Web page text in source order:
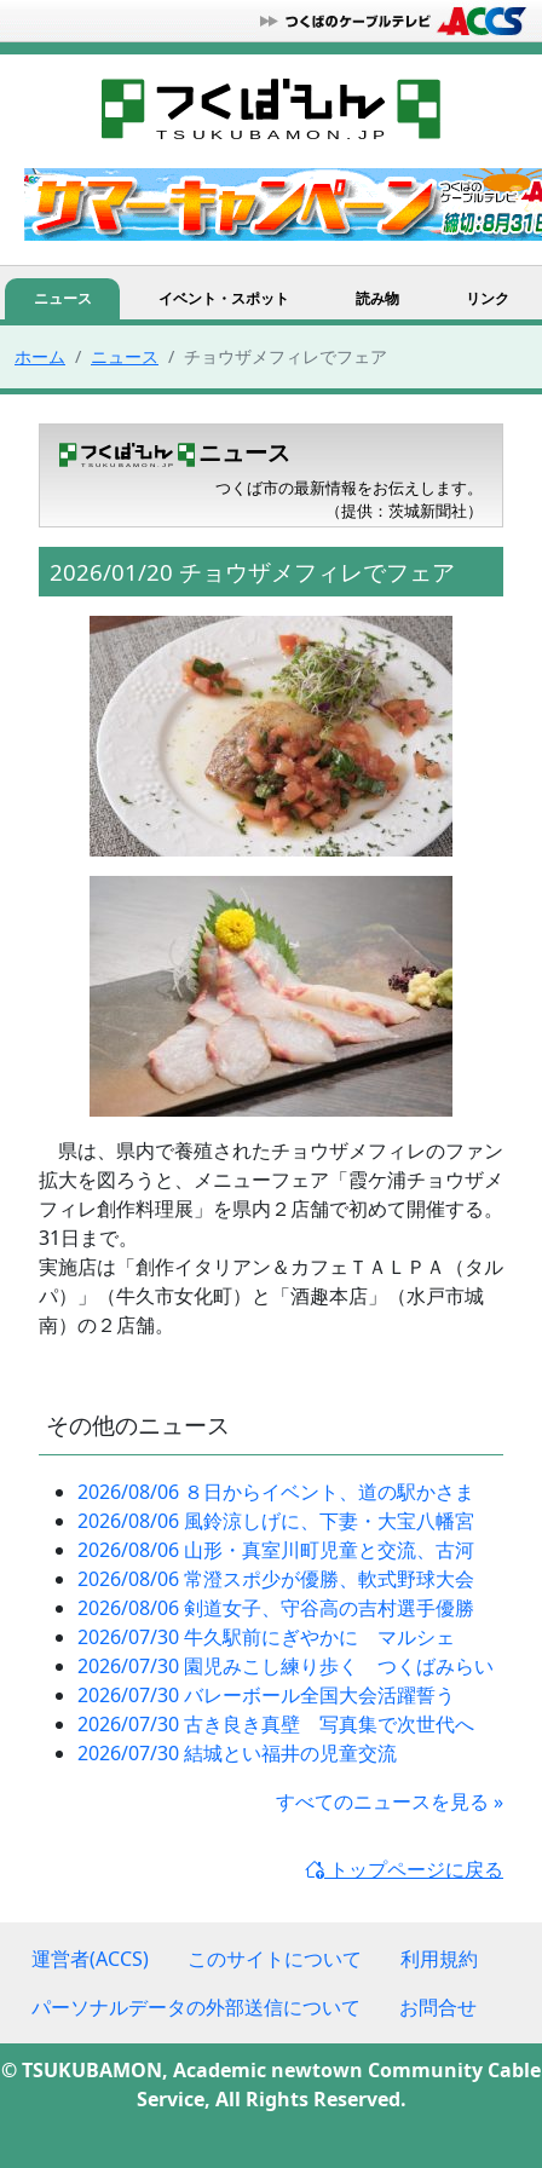
ニュース イベント・スポット 読み物 リンク
ホーム ニュース チョウザメフィレでフェア
ニュース
つくば市の最新情報をお伝えします。
（提供：茨城新聞社）
2026/01/20 チョウザメフィレでフェア
県は、県内で養殖されたチョウザメフィレのファン
拡大を図ろうと、メニューフェア「霞ケ浦チョウザメ
フィレ創作料理展」を県内２店舗で初めて開催する。
31日まで。
実施店は「創作イタリアン＆カフェＴＡＬＰＡ（タル
パ）」（牛久市女化町）と「酒趣本店」（水戸市城
南）の２店舗。
その他のニュース
2026/08/06 ８日からイベント、道の駅かさま
2026/08/06 風鈴涼しげに、下妻・大宝八幡宮
2026/08/06 山形・真室川町児童と交流、古河
2026/08/06 常澄スポ少が優勝、軟式野球大会
2026/08/06 剣道女子、守谷高の吉村選手優勝
2026/07/30 牛久駅前にぎやかに マルシェ
2026/07/30 園児みこし練り歩く つくばみらい
2026/07/30 バレーボール全国大会活躍誓う
2026/07/30 古き良き真壁 写真集で次世代へ
2026/07/30 結城とい福井の児童交流
すべてのニュースを見る »
トップページに戻る
運営者(ACCS) このサイトについて
利用規約
パーソナルデータの外部送信について
お問合せ
© TSUKUBAMON, Academic newtown Community Cable
Service, All Rights Reserved.